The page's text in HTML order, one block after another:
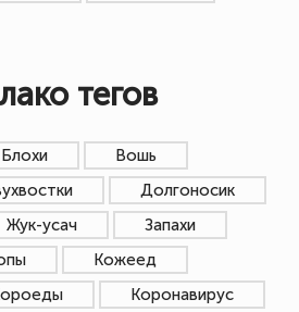
тегов
Блохи
Вошь
Долгоносик
Жук-усач
Запахи
Кожеед
Коронавирус